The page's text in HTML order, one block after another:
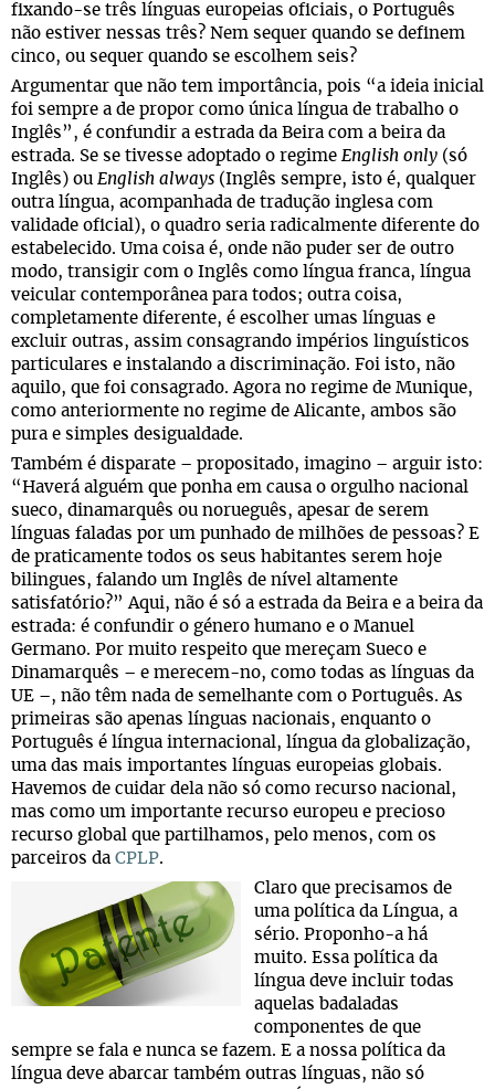
fixando-se três línguas europeias oficiais, o Português
não estiver nessas três? Nem sequer quando se definem
cinco, ou sequer quando se escolhem seis?
Argumentar que não tem importância, pois “a ideia inicial
foi sempre a de propor como única língua de trabalho o
Inglês”, é confundir a estrada da Beira com a beira da
estrada. Se se tivesse adoptado o regime English only (só
Inglês) ou English always (Inglês sempre, isto é, qualquer
outra língua, acompanhada de tradução inglesa com
validade oficial), o quadro seria radicalmente diferente do
estabelecido. Uma coisa é, onde não puder ser de outro
modo, transigir com o Inglês como língua franca, língua
veicular contemporânea para todos; outra coisa,
completamente diferente, é escolher umas línguas e
excluir outras, assim consagrando impérios linguísticos
particulares e instalando a discriminação. Foi isto, não
aquilo, que foi consagrado. Agora no regime de Munique,
como anteriormente no regime de Alicante, ambos são
pura e simples desigualdade.
Também é disparate – propositado, imagino – arguir isto:
“Haverá alguém que ponha em causa o orgulho nacional
sueco, dinamarquês ou norueguês, apesar de serem
línguas faladas por um punhado de milhões de pessoas? E
de praticamente todos os seus habitantes serem hoje
bilingues, falando um Inglês de nível altamente
satisfatório?” Aqui, não é só a estrada da Beira e a beira da
estrada: é confundir o género humano e o Manuel
Germano. Por muito respeito que mereçam Sueco e
Dinamarquês – e merecem-no, como todas as línguas da
UE –, não têm nada de semelhante com o Português. As
primeiras são apenas línguas nacionais, enquanto o
Português é língua internacional, língua da globalização,
uma das mais importantes línguas europeias globais.
Havemos de cuidar dela não só como recurso nacional,
mas como um importante recurso europeu e precioso
recurso global que partilhamos, pelo menos, com os
parceiros da CPLP.
Claro que precisamos de
uma política da Língua, a
sério. Proponho-a há
muito. Essa política da
língua deve incluir todas
aquelas badaladas
componentes de que
sempre se fala e nunca se fazem. E a nossa política da
língua deve abarcar também outras línguas, não só